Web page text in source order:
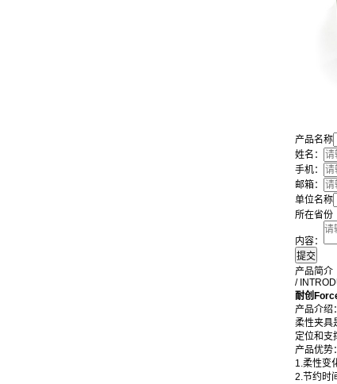
产品名称
姓名：
手机：
邮箱：
单位名称
所在省份
内容：
产品简介
/
耐创
产品介绍：
柔性夹具
定位和支
产品优势：
1.柔性变
2.节约时